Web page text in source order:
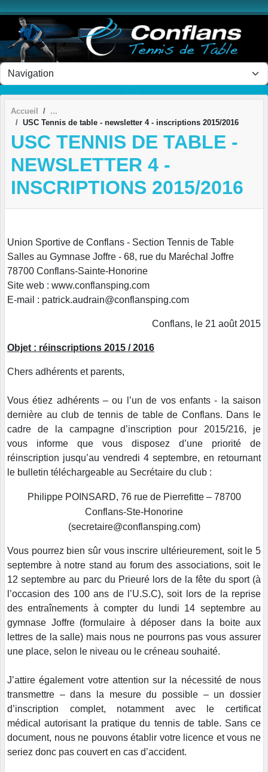
Accueil
USC Tennis de table - newsletter 4 - inscriptions 2015/2016
USC TENNIS DE TABLE -
NEWSLETTER 4 -
INSCRIPTIONS 2015/2016
Union Sportive de Conflans - Section Tennis de Table
Salles au Gymnase Joffre - 68, rue du Maréchal Joffre
78700 Conflans-Sainte-Honorine
Site web : www.conflansping.com
E-mail : patrick.audrain@conflansping.com
Conflans, le 21 août 2015
Objet : réinscriptions 2015 / 2016
Chers adhérents et parents,
Vous étiez adhérents – ou l’un de vos enfants - la saison
dernière au club de tennis de table de Conflans. Dans le
cadre de la campagne d’inscription pour 2015/216, je
vous informe que vous disposez d’une priorité de
réinscription jusqu’au vendredi 4 septembre, en retournant
le bulletin téléchargeable au Secrétaire du club :
Philippe POINSARD, 76 rue de Pierrefitte – 78700
Conflans-Ste-Honorine
(secretaire@conflansping.com)
Vous pourrez bien sûr vous inscrire ultérieurement, soit le 5
septembre à notre stand au forum des associations, soit le
12 septembre au parc du Prieuré lors de la fête du sport (à
l’occasion des 100 ans de l’U.S.C), soit lors de la reprise
des entraînements à compter du lundi 14 septembre au
gymnase Joffre (formulaire à déposer dans la boite aux
lettres de la salle) mais nous ne pourrons pas vous assurer
une place, selon le niveau ou le créneau souhaité.
J’attire également votre attention sur la nécessité de nous
transmettre – dans la mesure du possible – un dossier
d’inscription complet, notamment avec le certificat
médical autorisant la pratique du tennis de table. Sans ce
document, nous ne pouvons établir votre licence et vous ne
seriez donc pas couvert en cas d’accident.